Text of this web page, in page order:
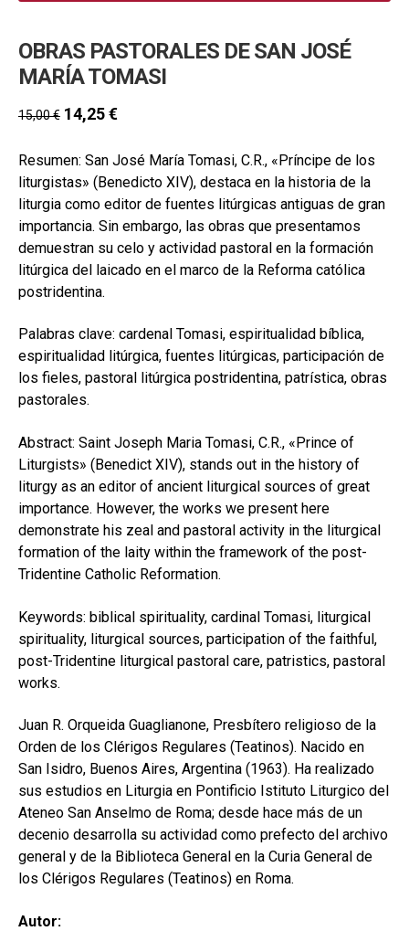
OBRAS PASTORALES DE SAN JOSÉ
MARÍA TOMASI
15,00€ 14,25€
Resumen: San José María Tomasi, C.R., «Príncipe de los
liturgistas» (Benedicto XIV), destaca en la historia de la
liturgia como editor de fuentes litúrgicas antiguas de gran
importancia. Sin embargo, las obras que presentamos
demuestran su celo y actividad pastoral en la formación
litúrgica del laicado en el marco de la Reforma católica
postridentina.
Palabras clave: cardenal Tomasi, espiritualidad bíblica,
espiritualidad litúrgica, fuentes litúrgicas, participación de
los fieles, pastoral litúrgica postridentina, patrística, obras
pastorales.
Abstract: Saint Joseph Maria Tomasi, C.R., «Prince of
Liturgists» (Benedict XIV), stands out in the history of
liturgy as an editor of ancient liturgical sources of great
importance. However, the works we present here
demonstrate his zeal and pastoral activity in the liturgical
formation of the laity within the framework of the post-
Tridentine Catholic Reformation.
Keywords: biblical spirituality, cardinal Tomasi, liturgical
spirituality, liturgical sources, participation of the faithful,
post-Tridentine liturgical pastoral care, patristics, pastoral
works.
Juan R. Orqueida Guaglianone, Presbítero religioso de la
Orden de los Clérigos Regulares (Teatinos). Nacido en
San Isidro, Buenos Aires, Argentina (1963). Ha realizado
sus estudios en Liturgia en Pontificio Istituto Liturgico del
Ateneo San Anselmo de Roma; desde hace más de un
decenio desarrolla su actividad como prefecto del archivo
general y de la Biblioteca General en la Curia General de
los Clérigos Regulares (Teatinos) en Roma.
Autor: